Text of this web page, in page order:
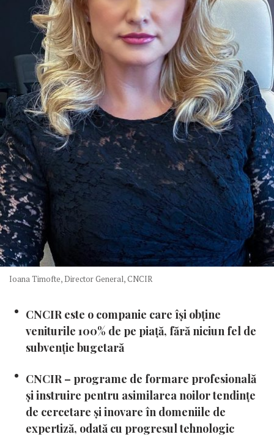
Ioana Timofte, Director General, CNCIR
CNCIR este o companie care își obține
veniturile 100% de pe piață, fără niciun fel de
subvenție bugetară
CNCIR – programe de formare profesională
și instruire pentru asimilarea noilor tendințe
de cercetare și inovare în domeniile de
expertiză, odată cu progresul tehnologic